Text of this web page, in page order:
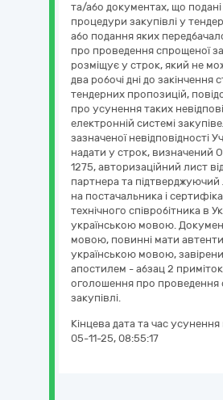
та/або документах, що
процедури закупівлі у
або подання яких
про проведення спрощеної
розміщує у строк, який не
два робочі дні до закінчення
тендерних пропозицій,
про усунення таких
електронній системі
зазначеної невідповідності
надати у строк, визначений
1275, авторизаційний лист
партнера та підтверджуючий
на постачальника і
технічного співробітника в
українською мовою.
мовою, повинні мати
українською мовою,
апостилем - абзац 2
оголошення про проведення
закупівлі.
Кінцева дата та час усунення
05-11-25, 08:55:17